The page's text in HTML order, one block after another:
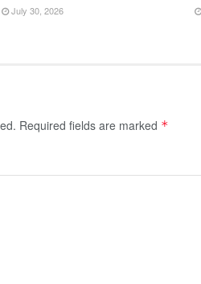
July 30, 2026
Required fields are marked *